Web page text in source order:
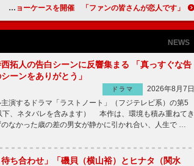
ＢＯＹＦＲＩＥＮＤがデビュー前ショーケースを開催 「ファンの皆さんが恋人です」
NEWS
西拓人の告白シーンに反響集まる 「真っすぐな告
ーンをありがとう」
ドラマ
2026年8月7日
演するドラマ「ラストノート」（フジテレビ系）の第5
下、ネタバレを含みます） 本作は、環境も積み重ねてき
なかった歳の差の男女が静かに引かれ合い、人生で …
待ち合わせ」「磯貝（横山裕）とヒナタ（関水